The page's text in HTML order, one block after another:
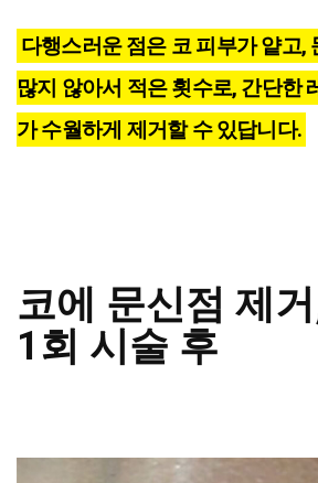
다행스러운 점은 코 피부가 얕고,
많지 않아서 적은 횟수로, 간단한
가 수월하게 제거할 수 있답니다.
코에 문신점 제
1회 시술 후